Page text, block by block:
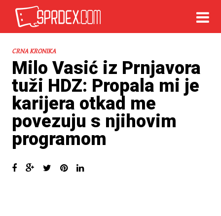
CRNA KRONIKA
Milo Vasić iz Prnjavora
tuži HDZ: Propala mi je
karijera otkad me
povezuju s njihovim
programom